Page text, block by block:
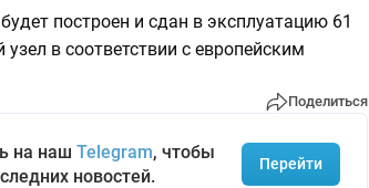
построен и сдан в эксплуатацию 61
узел в соответствии с европейским
Поделиться
на наш Telegram, чтобы
новостей.
Перейти